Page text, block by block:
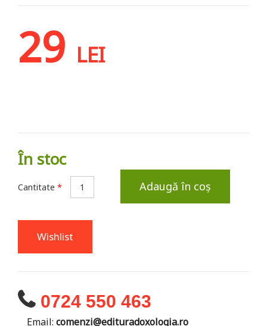
29 LEI
În stoc
Cantitate * Adaugă în coș
Wishlist
0724 550 463
Email: comenzi@edituradoxologia.ro